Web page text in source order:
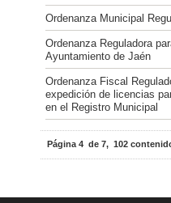
Ordenanza Municipal
Ordenanza Reguladora
Ayuntamiento de Jaén
Ordenanza Fiscal
expedición de licencias
en el Registro Municipal
Página 4 de 7,102